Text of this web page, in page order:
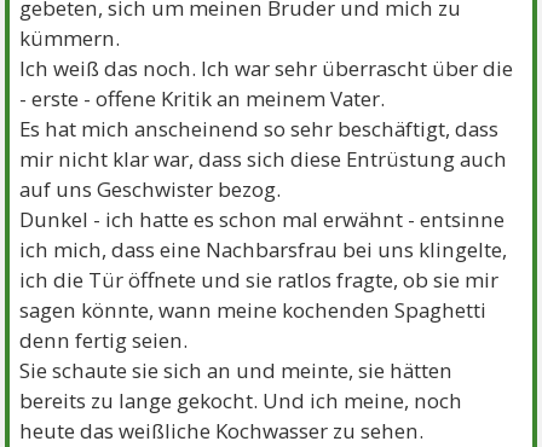
gebeten, sich um meinen Bruder und mich zu
kümmern.
Ich weiß das noch. Ich war sehr überrascht über die
- erste - offene Kritik an meinem Vater.
Es hat mich anscheinend so sehr beschäftigt, dass
mir nicht klar war, dass sich diese Entrüstung auch
auf uns Geschwister bezog.
Dunkel - ich hatte es schon mal erwähnt - entsinne
ich mich, dass eine Nachbarsfrau bei uns klingelte,
ich die Tür öffnete und sie ratlos fragte, ob sie mir
sagen könnte, wann meine kochenden Spaghetti
denn fertig seien.
Sie schaute sie sich an und meinte, sie hätten
bereits zu lange gekocht. Und ich meine, noch
heute das weißliche Kochwasser zu sehen.